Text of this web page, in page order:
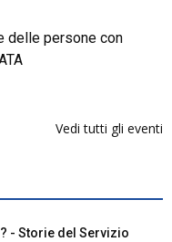
delle persone con
Vedi tutti gli eventi
- Storie del Servizio